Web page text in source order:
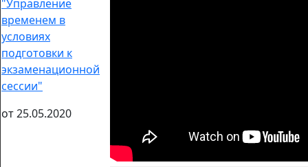
"Управление
временем в
условиях
подготовки к
экзаменационной
сессии"
от 25.05.2020